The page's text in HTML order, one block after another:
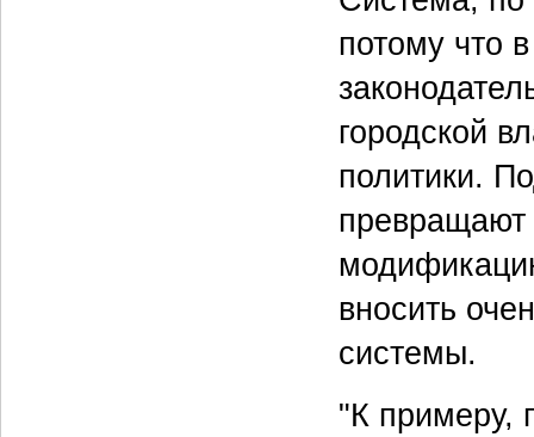
потому что
городской
политики.
превращают
вносить
системы.
"К примеру,